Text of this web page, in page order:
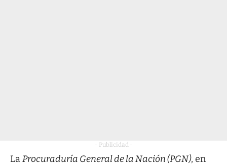
- Publicidad -
LaProcuraduría General de la Nación (PGN), en